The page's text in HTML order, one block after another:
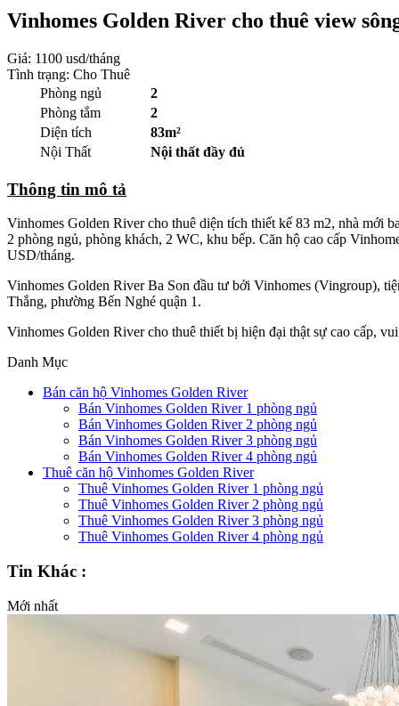
Vinhomes Golden River cho thuê view
Giá: 1100 usd/tháng
Tình trạng: Cho Thuê
Phòng ngủ
2
Phòng tắm
2
Diện tích
83m²
Nội Thất
Nội thất đầy đủ
Thông tin mô tả
Vinhomes Golden River cho thuê diện tích thiết kế 83 m2, nhà mới
2 phòng ngủ, phòng khách, 2 WC, khu bếp. Căn hộ cao cấp
USD/tháng.
Vinhomes Golden River Ba Son đầu tư bởi Vinhomes (Vingroup),
Thắng, phường Bến Nghé quận 1.
Vinhomes Golden River cho thuê thiết bị hiện đại thật sự cao cấp,
Danh Mục
Bán căn hộ Vinhomes Golden River
Bán Vinhomes Golden River 1 phòng ngủ
Bán Vinhomes Golden River 2 phòng ngủ
Bán Vinhomes Golden River 3 phòng ngủ
Bán Vinhomes Golden River 4 phòng ngủ
Thuê căn hộ Vinhomes Golden River
Thuê Vinhomes Golden River 1 phòng ngủ
Thuê Vinhomes Golden River 2 phòng ngủ
Thuê Vinhomes Golden River 3 phòng ngủ
Thuê Vinhomes Golden River 4 phòng ngủ
Tin Khác :
Mới nhất